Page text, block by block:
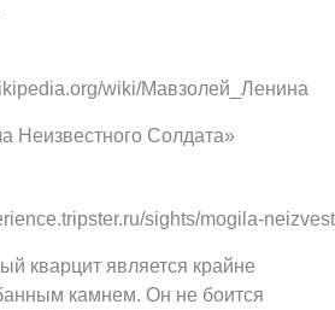
wiki/Мавзолей_Ленина
Неизвестного Солдата»
sights/mogila-
кварцит является крайне
камнем. Он не боится